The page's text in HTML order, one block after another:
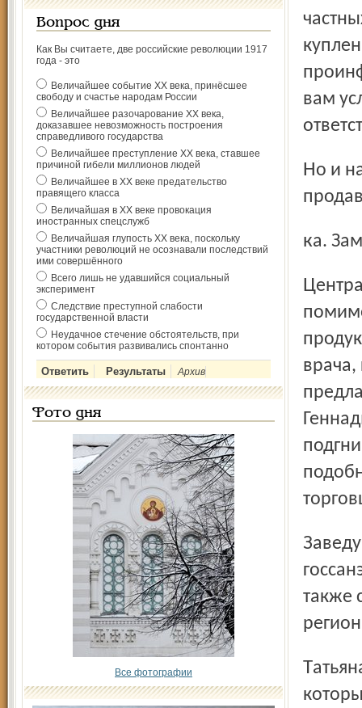
Вопрос дня
Как Вы считаете, две российские революции 1917
года - это
Величайшее событие ХХ века, принёсшее
свободу и счастье народам России
Величайшее разочарование ХХ века,
доказавшее невозможность построения
справедливого государства
Величайшее преступление ХХ века, ставшее
причиной гибели миллионов людей
Величайшее в ХХ веке предательство
правящего класса
Величайшая в ХХ веке провокация
иностранных спецслужб
Величайшая глупость ХХ века, поскольку
участники революций не осознавали последствий
ими совершённого
Всего лишь не удавшийся социальный
эксперимент
Следствие преступной слабости
государственной власти
Неудачное стечение обстоятельств, при
котором события развивались спонтанно
Архив
Фото дня
Все фотографии
вам
Но и на самотек все спускать нельзя. Следить за работой
ка.
Центрального рынка Владимир Лапшин говорит, что
врача,
Заведующая отделом гигиены питания центра
также
Татьяна Васильевна назвала основные правила, соблюдая